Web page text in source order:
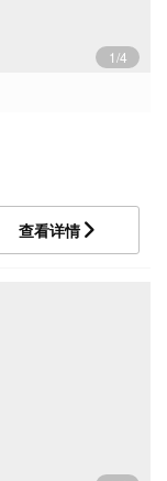
1/4
查看详情